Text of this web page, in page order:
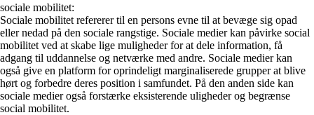
sociale mobilitet:
Sociale mobilitet refererer til en persons evne til at bevæge sig opad
eller nedad på den sociale rangstige. Sociale medier kan påvirke social
mobilitet ved at skabe lige muligheder for at dele information, få
adgang til uddannelse og netværke med andre. Sociale medier kan
også give en platform for oprindeligt marginaliserede grupper at blive
hørt og forbedre deres position i samfundet. På den anden side kan
sociale medier også forstærke eksisterende uligheder og begrænse
social mobilitet.